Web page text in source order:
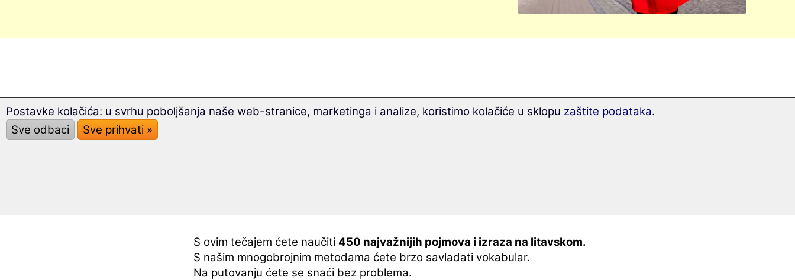
S ovim tečajem ćete naučiti 450 najvažnijih pojmova i izraza na litavskom.
S našim mnogobrojnim metodama ćete brzo savladati vokabular.
Na putovanju ćete se snaći bez problema.
Postavke kolačića: u svrhu poboljšanja naše web-stranice, marketinga i analize, koristimo kolačiće u sklopu zaštite podataka.
Sve odbaci
Sve prihvati »